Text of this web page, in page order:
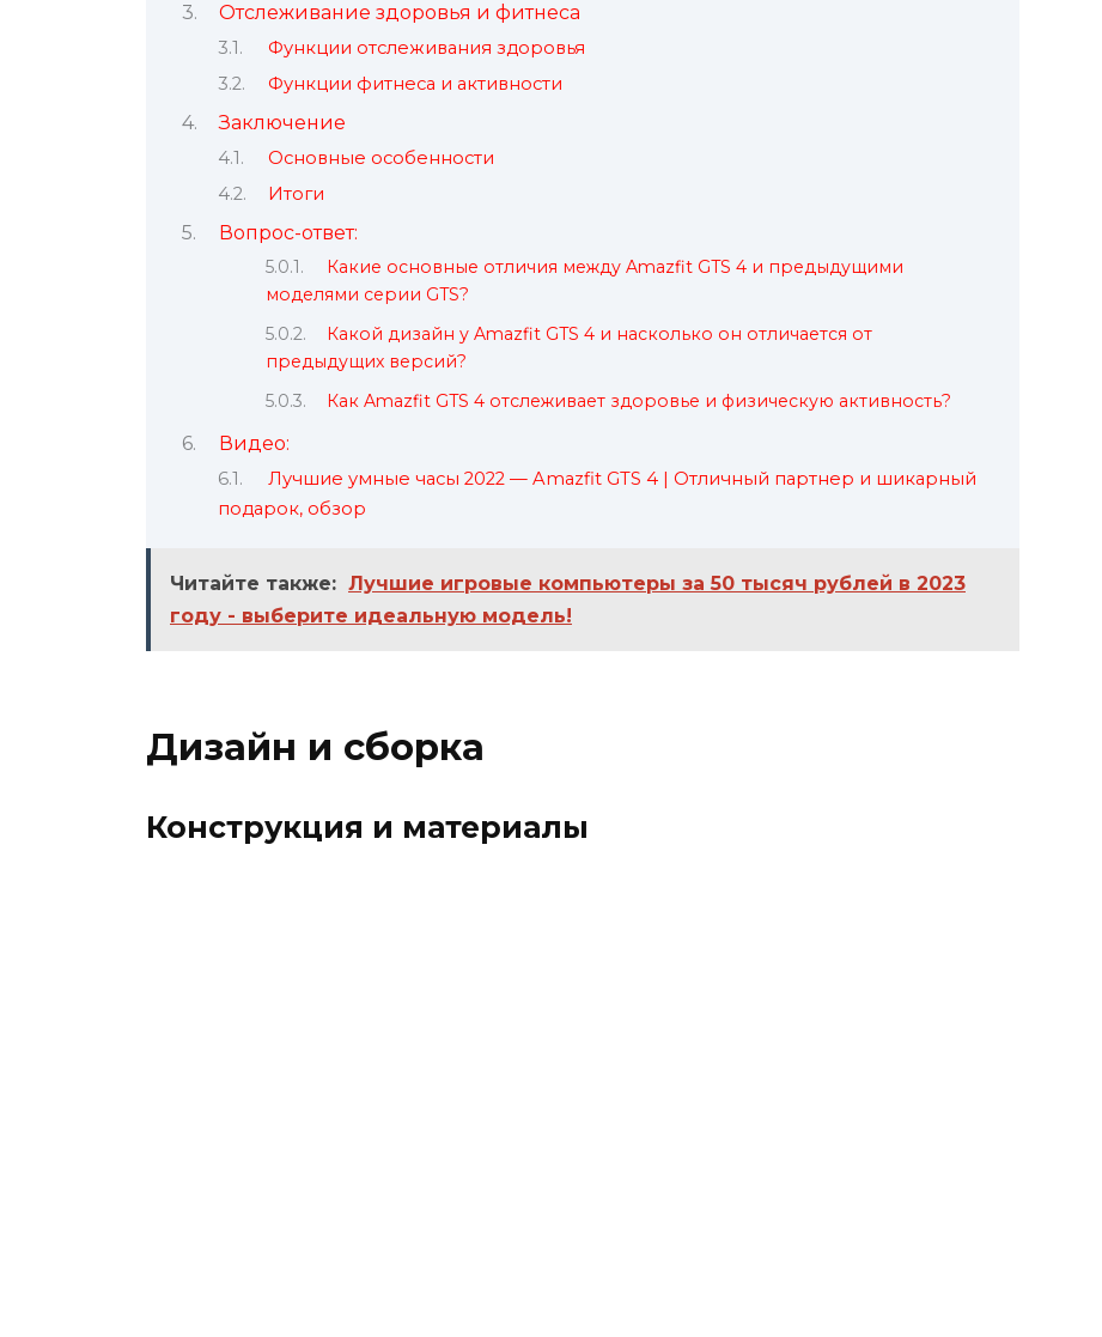
Отслеживание здоровья и фитнеса
Функции отслеживания здоровья
Функции фитнеса и активности
Заключение
Основные особенности
Итоги
Вопрос-ответ:
Какие основные отличия между Amazfit GTS 4 и предыдущими
моделями серии GTS?
Какой дизайн у Amazfit GTS 4 и насколько он отличается от
предыдущих версий?
Как Amazfit GTS 4 отслеживает здоровье и физическую активность?
Видео:
Лучшие умные часы 2022 — Amazfit GTS 4 | Отличный партнер и шикарный
подарок, обзор
Читайте также: Лучшие игровые компьютеры за 50 тысяч рублей в 2023
году - выберите идеальную модель!
Дизайн и сборка
Конструкция и материалы